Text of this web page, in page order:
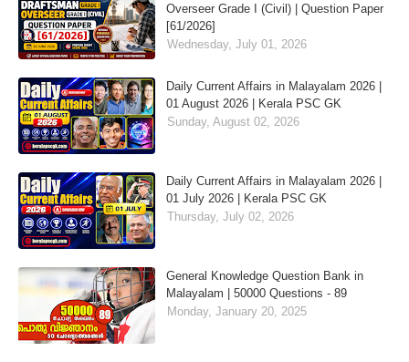
Overseer Grade I (Civil) | Question Paper
[61/2026]
Wednesday, July 01, 2026
Daily Current Affairs in Malayalam 2026 |
01 August 2026 | Kerala PSC GK
Sunday, August 02, 2026
Daily Current Affairs in Malayalam 2026 |
01 July 2026 | Kerala PSC GK
Thursday, July 02, 2026
General Knowledge Question Bank in
Malayalam | 50000 Questions - 89
Monday, January 20, 2025